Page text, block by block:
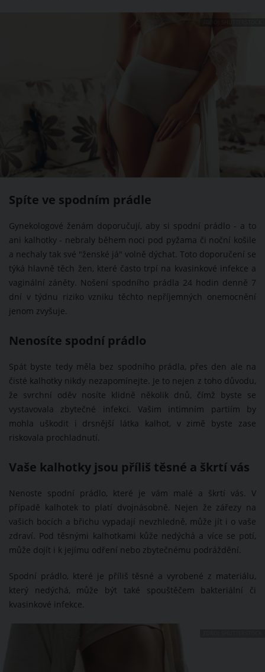
Spíte ve spodním prádle
Gynekologové ženám doporučují, aby si spodní prádlo - a to
ani kalhotky - nebraly během noci pod pyžama či noční košile
a nechaly tak své "ženské já" volně dýchat. Toto doporučení se
týká hlavně těch žen, které často trpí na kvasinkové infekce a
vaginální záněty. Nošení spodního prádla 24 hodin denně 7
dní v týdnu riziko vzniku těchto nepříjemných onemocnění
jenom zvyšuje.
Nenosíte spodní prádlo
Spát byste tedy měla bez spodního prádla, přes den ale na
čisté kalhotky nikdy nezapomínejte. Je to nejen z toho důvodu,
že svrchní oděv nosíte klidně několik dnů, čímž byste se
vystavovala zbytečné infekci. Vašim intimním partiím by
mohla uškodit i drsnější látka kalhot, v zimě byste zase
riskovala prochladnutí.
Vaše kalhotky jsou příliš těsné a škrtí vás
Nenoste spodní prádlo, které je vám malé a škrtí vás. V
případě kalhotek to platí dvojnásobně. Nejen že zářezy na
vašich bocích a břichu vypadají nevzhledně, může jít i o vaše
zdraví. Pod těsnými kalhotkami kůže nedýchá a více se potí,
může dojít i k jejímu odření nebo zbytečnému podráždění.
Spodní prádlo, které je příliš těsné a vyrobené z materiálu,
který nedýchá, může být také spouštěčem bakteriální či
kvasinkové infekce.